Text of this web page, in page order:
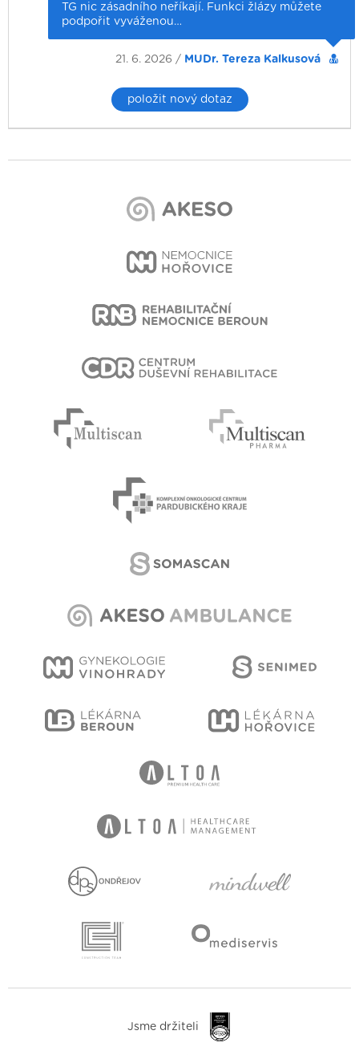
TG nic zásadního neříkají. Funkci žlázy můžete
podpořit vyváženou…
21. 6. 2026 / MUDr. Tereza Kalkusová
položit nový dotaz
Jsme držiteli